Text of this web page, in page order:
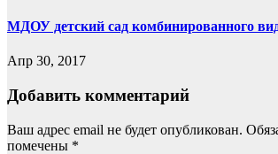
МДОУ детский сад комбинированного
Апр 30, 2017
Добавить комментарий
Ваш адрес email не будет опубликован.
помечены *